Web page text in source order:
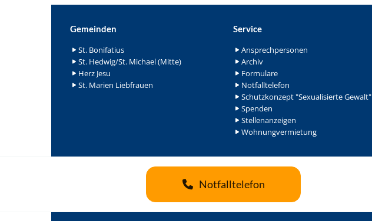
Gemeinden
St. Bonifatius
St. Hedwig/St. Michael (Mitte)
Herz Jesu
St. Marien Liebfrauen
Service
Ansprechpersonen
Archiv
Formulare
Notfalltelefon
Schutzkonzept "Sexualisierte Gewalt"
Spenden
Stellenanzeigen
Wohnungvermietung
Notfalltelefon